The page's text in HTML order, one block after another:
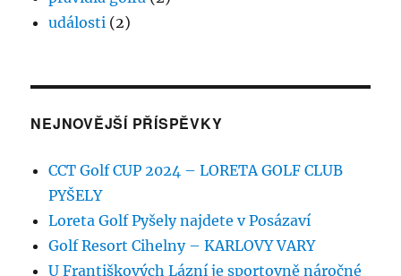
události (2)
NEJNOVĚJŠÍ PŘÍSPĚVKY
CCT Golf CUP 2024 – LORETA GOLF CLUB
PYŠELY
Loreta Golf Pyšely najdete v Posázaví
Golf Resort Cihelny – KARLOVY VARY
U Františkových Lázní je sportovně náročné